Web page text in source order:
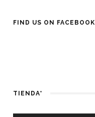
FIND US ON FACEBOOK
TIENDA*